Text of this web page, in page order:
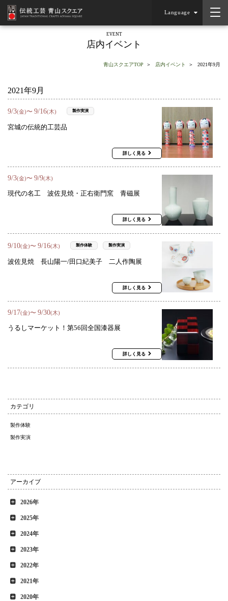
Language
EVENT
店内イベント
青山スクエアTOP 店内イベント 2021年9月
2021年9月
9/3(金)〜 9/16(木) 製作実演
宮城の伝統的工芸品
詳しく見る
9/3(金)〜 9/9(木)
現代の名工 波佐見焼・正右衛門窯 青磁展
詳しく見る
9/10(金)〜 9/16(木) 製作体験 製作実演
波佐見焼 長山陽一/田口紀美子 二人作陶展
詳しく見る
9/17(金)〜 9/30(木)
うるしマーケット！第56回全国漆器展
詳しく見る
カテゴリ
製作体験
製作実演
アーカイブ
2026年
2025年
2024年
2023年
2022年
2021年
2020年